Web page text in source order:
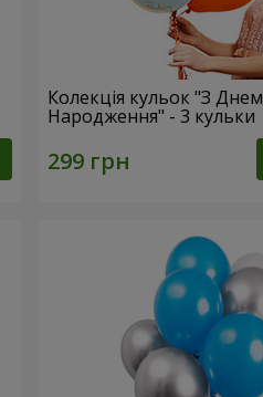
Колекція кульок "З Днем
Народження" - 3 кульки